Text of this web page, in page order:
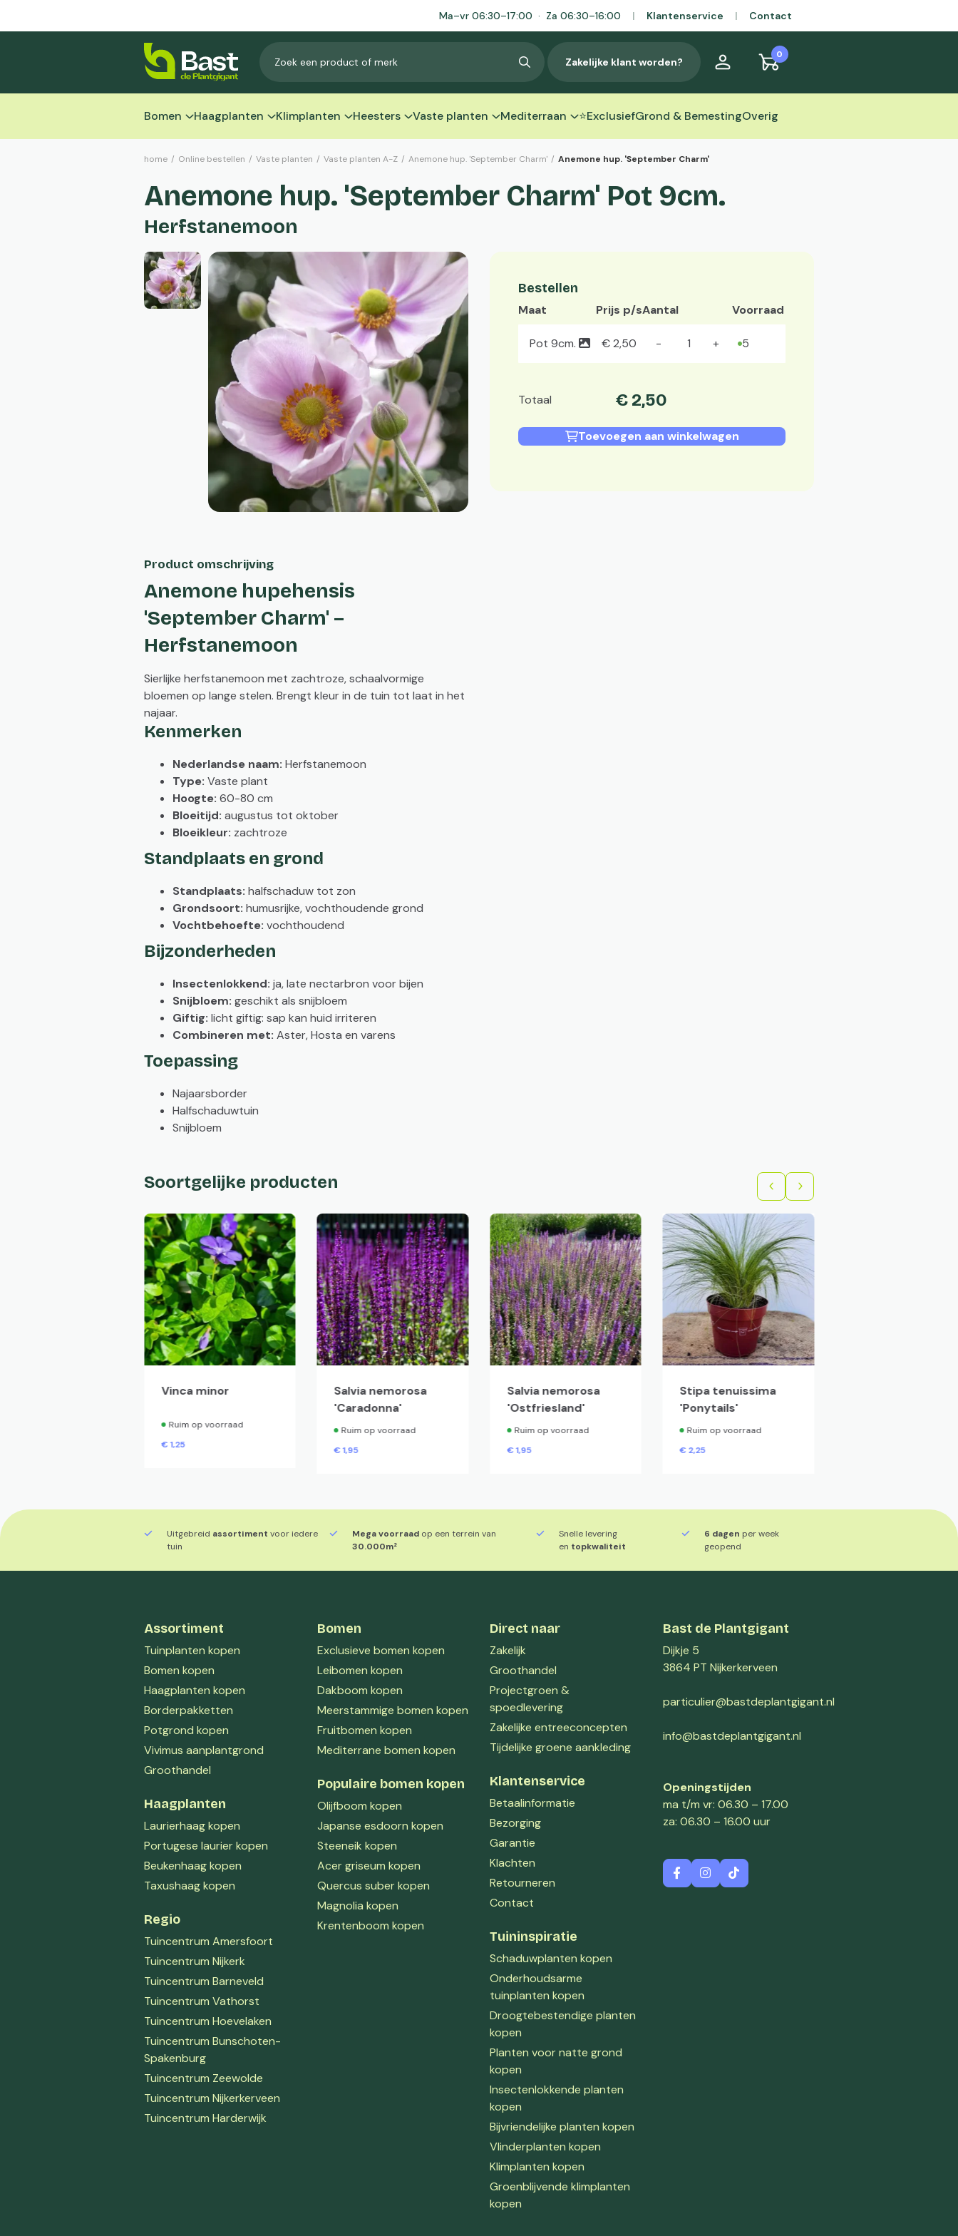
Ma–vr 06:30–17:00 · Za 06:30–16:00 | Klantenservice | Contact
Zakelijke klant worden?
0
Bomen Haagplanten Klimplanten Heesters Vaste planten Mediterraan ⭐ExclusiefGrond & BemestingOverig
home / Online bestellen / Vaste planten / Vaste planten A-Z / Anemone hup. 'September Charm' / Anemone hup. 'September Charm'
Anemone hup. 'September Charm' Pot 9cm.
Herfstanemoon
Bestellen
Maat Prijs p/sAantal Voorraad
Pot 9cm. €2,50 5
Totaal € 2,50
Toevoegen aan winkelwagen
Product omschrijving
Anemone hupehensis
'September Charm' –
Herfstanemoon
Sierlijke herfstanemoon met zachtroze, schaalvormige
bloemen op lange stelen. Brengt kleur in de tuin tot laat in het
najaar.
Kenmerken
Nederlandse naam: Herfstanemoon
Type: Vaste plant
Hoogte: 60-80 cm
Bloeitijd: augustus tot oktober
Bloeikleur: zachtroze
Standplaats en grond
Standplaats: halfschaduw tot zon
Grondsoort: humusrijke, vochthoudende grond
Vochtbehoefte: vochthoudend
Bijzonderheden
Insectenlokkend: ja, late nectarbron voor bijen
Snijbloem: geschikt als snijbloem
Giftig: licht giftig: sap kan huid irriteren
Combineren met: Aster, Hosta en varens
Toepassing
Najaarsborder
Halfschaduwtuin
Snijbloem
Soortgelijke producten
Vinca minor
Ruim op voorraad
€1,25
Salvia nemorosa
'Caradonna'
Ruim op voorraad
€1,95
Salvia nemorosa
'Ostfriesland'
Ruim op voorraad
€1,95
Stipa tenuissima
'Ponytails'
Ruim op voorraad
€ 2,25
Uitgebreid assortiment voor iedere
tuin
Mega voorraad op een terrein van
30.000m²
Snelle levering
en topkwaliteit
6 dagen per week
geopend
Assortiment
Tuinplanten kopen
Bomen kopen
Haagplanten kopen
Borderpakketten
Potgrond kopen
Vivimus aanplantgrond
Groothandel
Haagplanten
Laurierhaag kopen
Portugese laurier kopen
Beukenhaag kopen
Taxushaag kopen
Regio
Tuincentrum Amersfoort
Tuincentrum Nijkerk
Tuincentrum Barneveld
Tuincentrum Vathorst
Tuincentrum Hoevelaken
Tuincentrum Bunschoten-
Spakenburg
Tuincentrum Zeewolde
Tuincentrum Nijkerkerveen
Tuincentrum Harderwijk
Bomen
Exclusieve bomen kopen
Leibomen kopen
Dakboom kopen
Meerstammige bomen kopen
Fruitbomen kopen
Mediterrane bomen kopen
Populaire bomen kopen
Olijfboom kopen
Japanse esdoorn kopen
Steeneik kopen
Acer griseum kopen
Quercus suber kopen
Magnolia kopen
Krentenboom kopen
Direct naar
Zakelijk
Groothandel
Projectgroen &
spoedlevering
Zakelijke entreeconcepten
Tijdelijke groene aankleding
Klantenservice
Betaalinformatie
Bezorging
Garantie
Klachten
Retourneren
Contact
Tuininspiratie
Schaduwplanten kopen
Onderhoudsarme
tuinplanten kopen
Droogtebestendige planten
kopen
Planten voor natte grond
kopen
Insectenlokkende planten
kopen
Bijvriendelijke planten kopen
Vlinderplanten kopen
Klimplanten kopen
Groenblijvende klimplanten
kopen
Bast de Plantgigant
Dijkje 5
3864 PT Nijkerkerveen
particulier@bastdeplantgigant.nl
info@bastdeplantgigant.nl
Openingstijden
ma t/m vr: 06.30 – 17.00
za: 06.30 – 16.00 uur